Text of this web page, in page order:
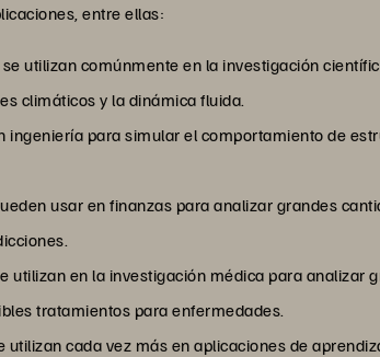
entre ellas:
utilizan comúnmente en la investigación
climáticos y la dinámica fluida.
ingeniería para simular el comportamiento de
usar en finanzas para analizar grandes
utilizan en la investigación médica para analizar
tratamientos para enfermedades.
utilizan cada vez más en aplicaciones de